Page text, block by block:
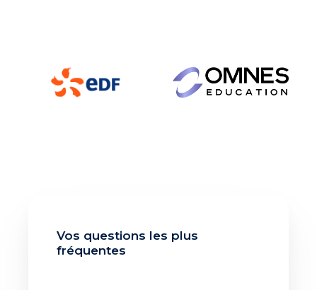
Vos questions les plus
fréquentes